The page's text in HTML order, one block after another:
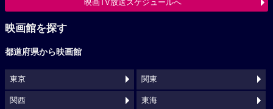
映画TV放送スケジュールへ
映画館を探す
都道府県から映画館
東京 関東
関西 東海